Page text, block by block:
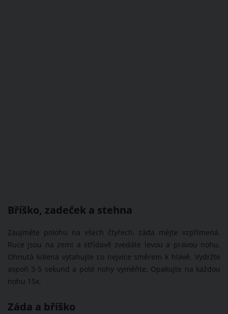
Bříško, zadeček a stehna
Zaujměte polohu na všech čtyřech, záda mějte vzpřímená.
Ruce jsou na zemi a střídavě zvedáte levou a pravou nohu.
Ohnutá kolena vytahujte co nejvíce směrem k hlavě. Vydržte
aspoň 3-5 sekund a poté nohy vyměňte. Opakujte na každou
nohu 15x.
Záda a bříško